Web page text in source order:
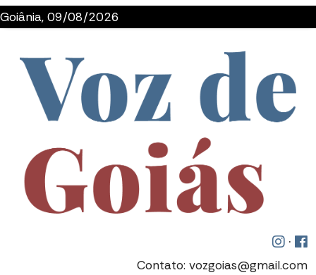
Goiânia, 09/08/2026
·
Contato: vozgoias@gmail.com